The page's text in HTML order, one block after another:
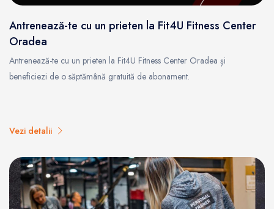
Antrenează-te cu un prieten la Fit4U Fitness Center
Oradea
Antrenează-te cu un prieten la Fit4U Fitness Center Oradea și
beneficiezi de o săptămână gratuită de abonament.
Vezi detalii